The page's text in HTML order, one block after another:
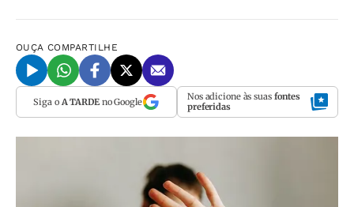
OUÇA COMPARTILHE
Siga o A TARDEno Google Nos adicione às suas fontes
preferidas